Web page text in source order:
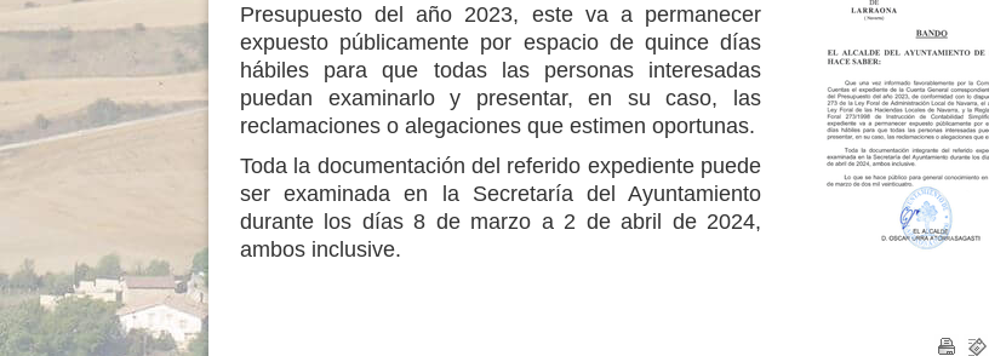
Presupuesto del año 2023, este va a permanecer
expuesto públicamente por espacio de quince días
hábiles para que todas las personas interesadas
puedan examinarlo y presentar, en su caso, las
reclamaciones o alegaciones que estimen oportunas.
Toda la documentación del referido expediente puede
ser examinada en la Secretaría del Ayuntamiento
durante los días 8 de marzo a 2 de abril de 2024,
ambos inclusive.